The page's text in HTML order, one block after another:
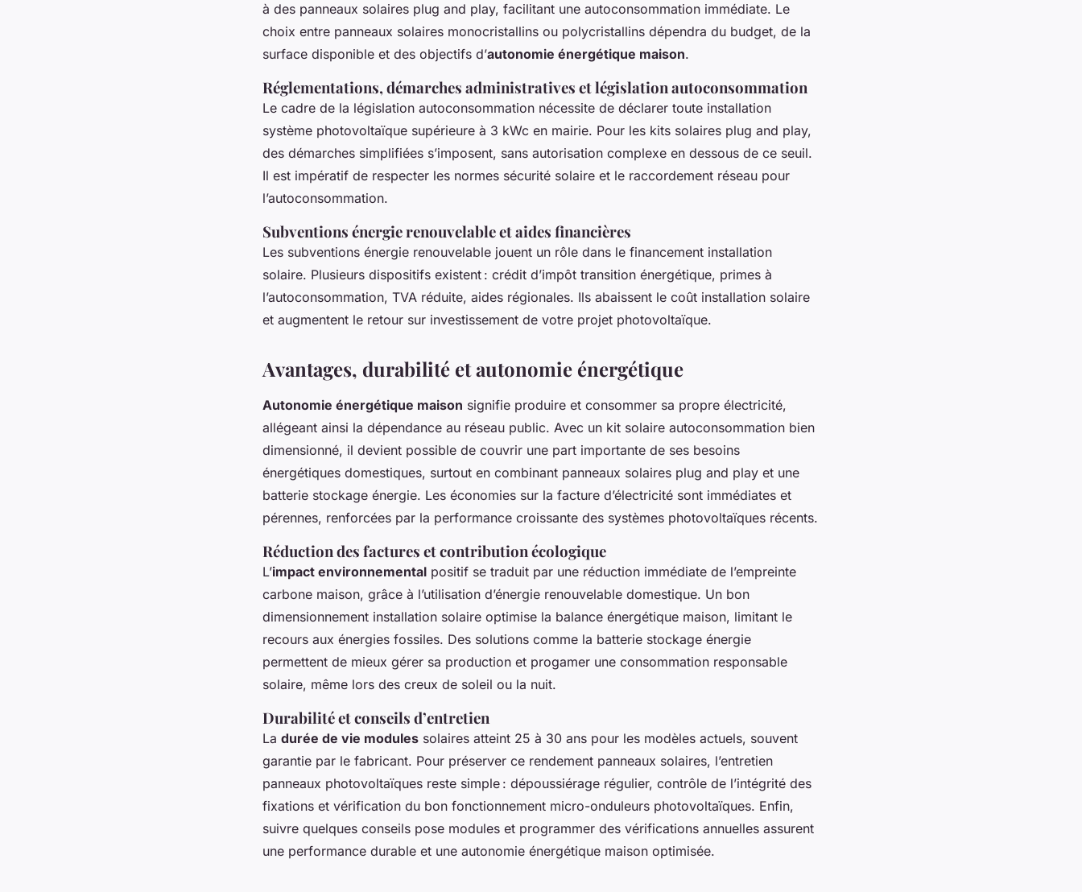
à des panneaux solaires plug and play, facilitant une autoconsommation immédiate. Le
choix entre panneaux solaires monocristallins ou polycristallins dépendra du budget, de la
surface disponible et des objectifs d’autonomie énergétique maison.
Réglementations, démarches administratives et législation autoconsommation
Le cadre de la législation autoconsommation nécessite de déclarer toute installation
système photovoltaïque supérieure à 3 kWc en mairie. Pour les kits solaires plug and play,
des démarches simplifiées s’imposent, sans autorisation complexe en dessous de ce seuil.
Il est impératif de respecter les normes sécurité solaire et le raccordement réseau pour
l’autoconsommation.
Subventions énergie renouvelable et aides financières
Les subventions énergie renouvelable jouent un rôle dans le financement installation
solaire. Plusieurs dispositifs existent : crédit d’impôt transition énergétique, primes à
l’autoconsommation, TVA réduite, aides régionales. Ils abaissent le coût installation solaire
et augmentent le retour sur investissement de votre projet photovoltaïque.
Avantages, durabilité et autonomie énergétique
Autonomie énergétique maison signifie produire et consommer sa propre électricité,
allégeant ainsi la dépendance au réseau public. Avec un kit solaire autoconsommation bien
dimensionné, il devient possible de couvrir une part importante de ses besoins
énergétiques domestiques, surtout en combinant panneaux solaires plug and play et une
batterie stockage énergie. Les économies sur la facture d’électricité sont immédiates et
pérennes, renforcées par la performance croissante des systèmes photovoltaïques récents.
Réduction des factures et contribution écologique
L’impact environnemental positif se traduit par une réduction immédiate de l’empreinte
carbone maison, grâce à l’utilisation d’énergie renouvelable domestique. Un bon
dimensionnement installation solaire optimise la balance énergétique maison, limitant le
recours aux énergies fossiles. Des solutions comme la batterie stockage énergie
permettent de mieux gérer sa production et progamer une consommation responsable
solaire, même lors des creux de soleil ou la nuit.
Durabilité et conseils d’entretien
La durée de vie modules solaires atteint 25 à 30 ans pour les modèles actuels, souvent
garantie par le fabricant. Pour préserver ce rendement panneaux solaires, l’entretien
panneaux photovoltaïques reste simple : dépoussiérage régulier, contrôle de l’intégrité des
fixations et vérification du bon fonctionnement micro-onduleurs photovoltaïques. Enfin,
suivre quelques conseils pose modules et programmer des vérifications annuelles assurent
une performance durable et une autonomie énergétique maison optimisée.